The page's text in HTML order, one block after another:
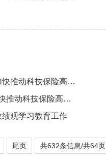
快推动科技保险高…
推动科技保险高…
观学习教育工作
尾页 共632条信息/共64页